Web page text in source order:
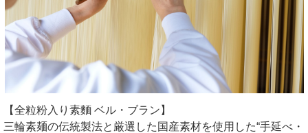
【全粒粉入り素麵 ベル・ブラン】
三輪素麺の伝統製法と厳選した国産素材を使用した“手延べ・